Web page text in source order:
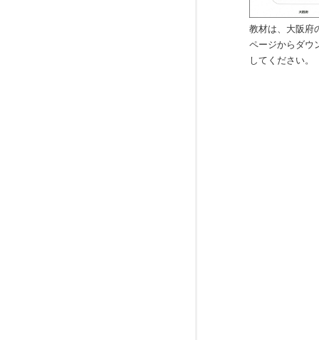
教材は、大阪府
ページからダウ
してください。